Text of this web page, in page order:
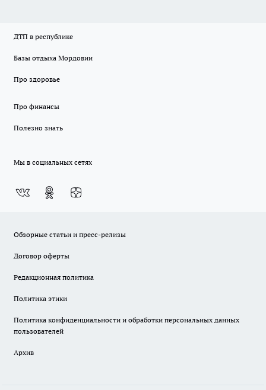
ДТП в республике
Базы отдыха Мордовии
Про здоровье
Про финансы
Полезно знать
Мы в социальных сетях
Обзорные статьи и пресс-релизы
Договор оферты
Редакционная политика
Политика этики
Политика конфиденциальности и обработки персональных данных
пользователей
Архив